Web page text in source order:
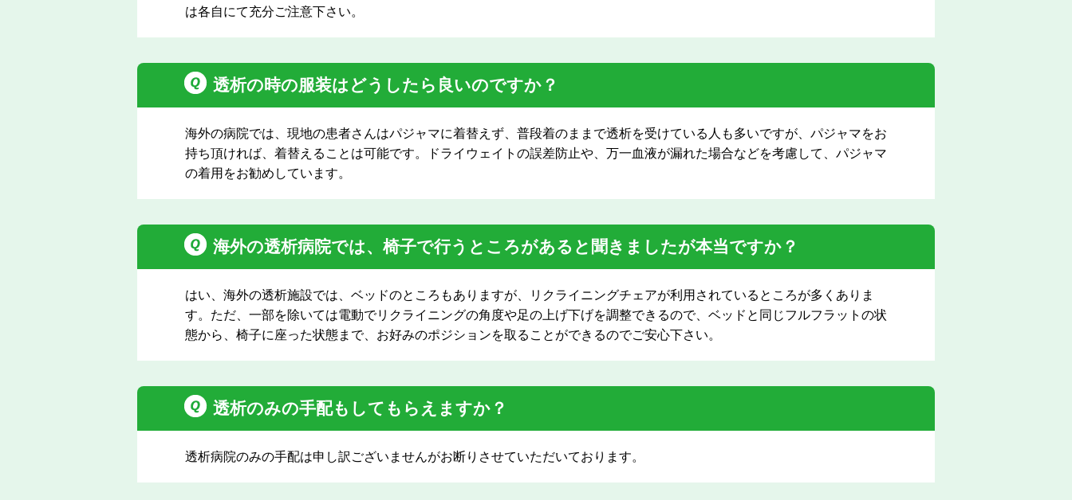
は各自にて充分ご注意下さい。
透析の時の服装はどうしたら良いのですか？
海外の病院では、現地の患者さんはパジャマに着替えず、普段着のままで透析を受けている人も多いですが、パジャマをお
持ち頂ければ、着替えることは可能です。ドライウェイトの誤差防止や、万一血液が漏れた場合などを考慮して、パジャマ
の着用をお勧めしています。
海外の透析病院では、椅子で行うところがあると聞きましたが本当ですか？
はい、海外の透析施設では、ベッドのところもありますが、リクライニングチェアが利用されているところが多くありま
す。ただ、一部を除いては電動でリクライニングの角度や足の上げ下げを調整できるので、ベッドと同じフルフラットの状
態から、椅子に座った状態まで、お好みのポジションを取ることができるのでご安心下さい。
透析のみの手配もしてもらえますか？
透析病院のみの手配は申し訳ございませんがお断りさせていただいております。